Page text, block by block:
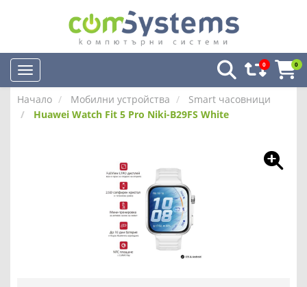
0 0
Начало Мобилни устройства
Smart часовници
Huawei Watch Fit 5 Pro Niki-B29FS White